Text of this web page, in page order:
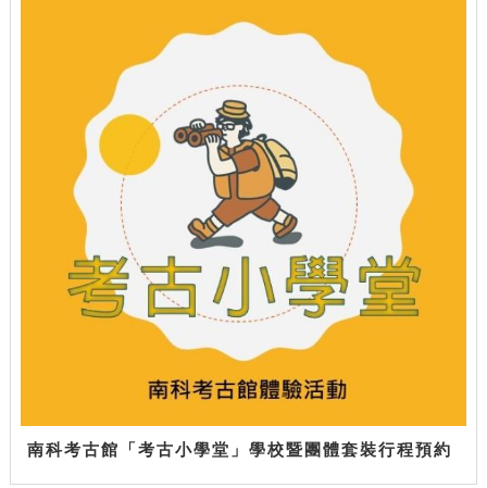
南科考古館「考古小學堂」學校暨團體套裝行程預約